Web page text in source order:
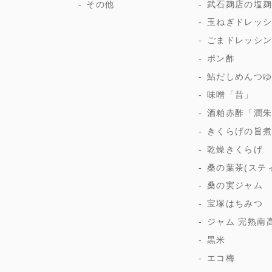
その他
武石麹店の塩麹
玉ねぎドレッ
ごまドレッシ
ポン酢
鮎だしめんつゆ
味噌「昔」
酒粕赤酢「潤朱
きくらげの旨煮
乾燥きくらげ
桑の葉茶(ステ
桑の実ジャム
宝塚はちみつ
ジャム 完熟南
黒米
エコ梅